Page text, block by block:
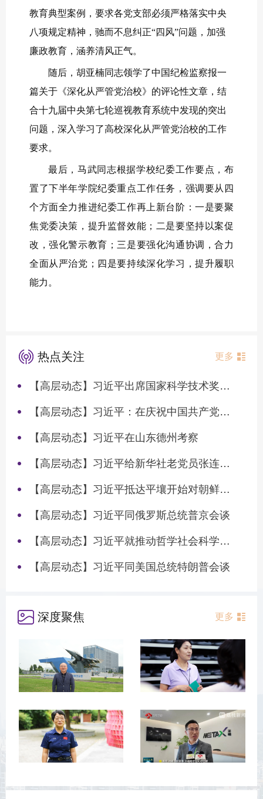
教育典型案例，要求各党支部必须严格落实中央
八项规定精神，驰而不息纠正“四风”问题，加强
廉政教育，涵养清风正气。
随后，胡亚楠同志领学了中国纪检监察报一
篇关于《深化从严管党治校》的评论性文章，结
合十九届中央第七轮巡视教育系统中发现的突出
问题，深入学习了高校深化从严管党治校的工作
要求。
最后，马武同志根据学校纪委工作要点，布
置了下半年学院纪委重点工作任务，强调要从四
个方面全力推进纪委工作再上新台阶：一是要聚
焦党委决策，提升监督效能；二是要坚持以案促
改，强化警示教育；三是要强化沟通协调，合力
全面从严治党；四是要持续深化学习，提升履职
能力。
热点关注 更多
【高层动态】习近平出席国家科学技术奖励大会两院院士大会中国科协第十一次全国代表大会并发表重要讲话
【高层动态】习近平：在庆祝中国共产党成立105周年大会上的讲话
【高层动态】习近平在山东德州考察
【高层动态】习近平给新华社老党员张连生回信强调 传承红色基因 在新征程上书写优异答卷
【高层动态】习近平抵达平壤开始对朝鲜进行国事访问
【高层动态】习近平同俄罗斯总统普京会谈
【高层动态】习近平就推动哲学社会科学高质量发展作出重要指示
【高层动态】习近平同美国总统特朗普会谈
深度聚焦 更多